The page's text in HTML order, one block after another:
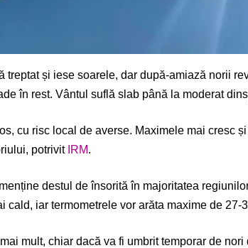
treptat și iese soarele, dar după-amiază norii
în rest. Vântul suflă slab până la moderat
cu risc local de averse. Maximele mai cresc
potrivit IRM.
destul de însorită în majoritatea
cald, iar termometrele vor arăta maxime de
mult, chiar dacă va fi umbrit temporar de